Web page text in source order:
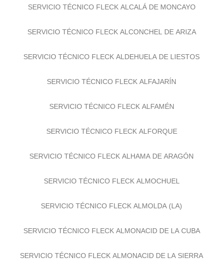
SERVICIO TÉCNICO FLECK ALCALÁ DE MONCAYO
SERVICIO TÉCNICO FLECK ALCONCHEL DE ARIZA
SERVICIO TÉCNICO FLECK ALDEHUELA DE LIESTOS
SERVICIO TÉCNICO FLECK ALFAJARÍN
SERVICIO TÉCNICO FLECK ALFAMÉN
SERVICIO TÉCNICO FLECK ALFORQUE
SERVICIO TÉCNICO FLECK ALHAMA DE ARAGÓN
SERVICIO TÉCNICO FLECK ALMOCHUEL
SERVICIO TÉCNICO FLECK ALMOLDA (LA)
SERVICIO TÉCNICO FLECK ALMONACID DE LA CUBA
SERVICIO TÉCNICO FLECK ALMONACID DE LA SIERRA